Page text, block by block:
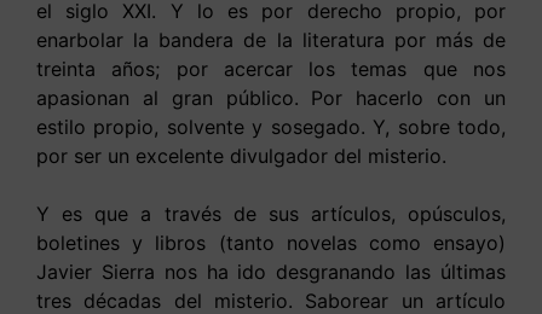
el siglo XXI. Y lo es por derecho propio, por
enarbolar la bandera de la literatura por más de
treinta años; por acercar los temas que nos
apasionan al gran público. Por hacerlo con un
estilo propio, solvente y sosegado. Y, sobre todo,
por ser un excelente divulgador del misterio.
Y es que a través de sus artículos, opúsculos,
boletines y libros (tanto novelas como ensayo)
Javier Sierra nos ha ido desgranando las últimas
tres décadas del misterio. Saborear un artículo